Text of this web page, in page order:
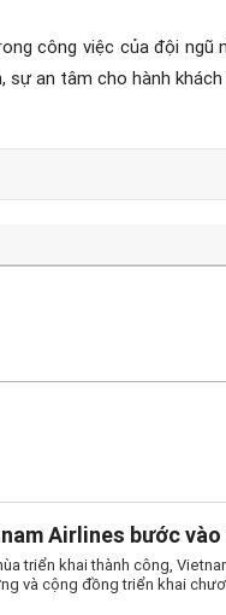
công việc của đội ngũ
an tâm cho hành
Airlines bước
triển khai thành công,
và cộng đồng triển khai